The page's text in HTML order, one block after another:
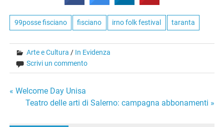
99posse fisciano fisciano irno folk festival taranta
Arte e Cultura / In Evidenza
Scrivi un commento
Navigazione
« Welcome Day Unisa
Teatro delle arti di Salerno: campagna abbonamenti »